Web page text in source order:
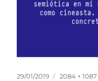
Publicado
29/01/2019
Tamaño
2084 × 1087